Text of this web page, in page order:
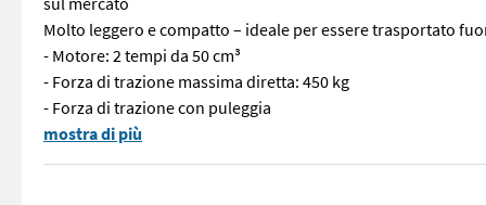
Molto leggero e compatto – ideale per essere trasportato
- Motore: 2 tempi da 50 cm³
- Forza di trazione massima diretta: 450 kg
- Forza di trazione con puleggia
Verricello forestale portatile di alta qualità con velocità di
mostra di più